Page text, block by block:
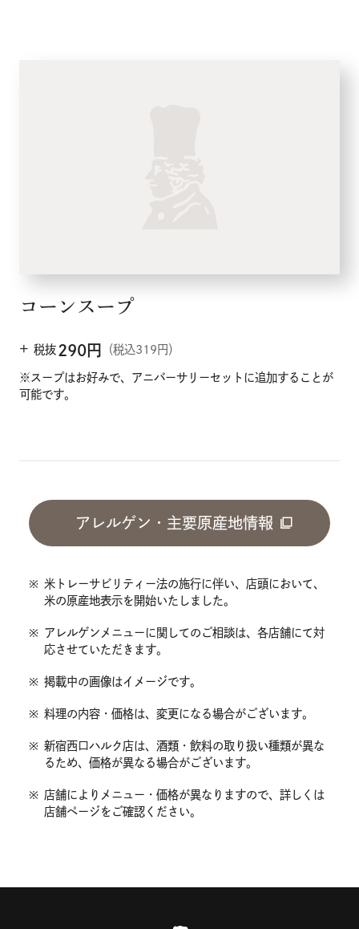
コーンスープ
+ 税抜 290円 （税込319円）
※スープはお好みで、アニバーサリーセットに追加することが
可能です。
アレルゲン・主要原産地情報
※ 米トレーサビリティー法の施行に伴い、店頭において、
米の原産地表示を開始いたしました。
※ アレルゲンメニューに関してのご相談は、各店舗にて対
応させていただきます。
※ 掲載中の画像はイメージです。
※ 料理の内容・価格は、変更になる場合がございます。
※ 新宿西口ハルク店は、酒類・飲料の取り扱い種類が異な
るため、価格が異なる場合がございます。
※ 店舗によりメニュー・価格が異なりますので、詳しくは
店舗ページをご確認ください。